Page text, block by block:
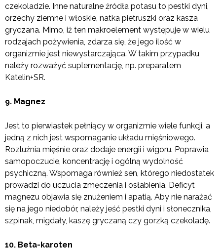
czekoladzie. Inne naturalne źródła potasu to pestki dyni,
orzechy ziemne i włoskie, natka pietruszki oraz kasza
gryczana. Mimo, iż ten makroelement występuje w wielu
rodzajach pożywienia, zdarza się, że jego ilość w
organizmie jest niewystarczająca. W takim przypadku
należy rozważyć suplementację, np. preparatem
Katelin+SR.
9. Magnez
Jest to pierwiastek pełniący w organizmie wiele funkcji, a
jedną z nich jest wspomaganie układu mięśniowego.
Rozluźnia mięśnie oraz dodaje energii i wigoru. Poprawia
samopoczucie, koncentrację i ogólną wydolność
psychiczną. Wspomaga również sen, którego niedostatek
prowadzi do uczucia zmęczenia i osłabienia. Deficyt
magnezu objawia się znużeniem i apatią. Aby nie narażać
się na jego niedobór, należy jeść pestki dyni i słonecznika,
szpinak, migdały, kaszę gryczaną czy gorzką czekoladę.
10. Beta-karoten